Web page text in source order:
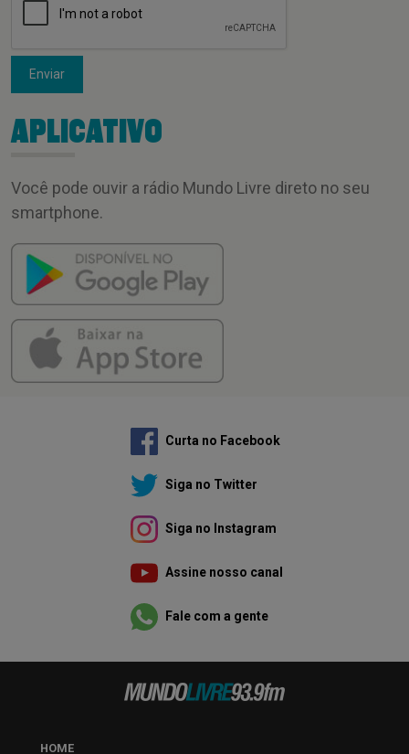
Enviar
APLICATIVO
Você pode ouvir a rádio Mundo Livre direto no seu
smartphone.
Curta no Facebook
Siga no Twitter
Siga no Instagram
Assine nosso canal
Fale com a gente
HOME